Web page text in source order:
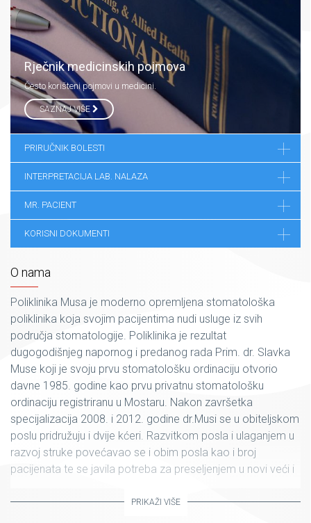
Rječnik medicinskih pojmova
Često korišteni pojmovi u medicini.
SAZNAJ VIŠE
PRIRUČNIK BOLESTI
INTERPRETACIJA LAB. NALAZA
MR. PACIENT
KORISNI DOKUMENTI
O nama
Poliklinika Musa je moderno opremljena stomatološka
poliklinika koja svojim pacijentima nudi usluge iz svih
područja stomatologije. Poliklinika je rezultat
dugogodišnjeg napornog i predanog rada Prim. dr. Slavka
Muse koji je svoju prvu stomatološku ordinaciju otvorio
davne 1985. godine kao prvu privatnu stomatološku
ordinaciju registriranu u Mostaru. Nakon završetka
specijalizacija 2008. i 2012. godine dr.Musi se u obiteljskom
poslu pridružuju i dvije kćeri. Razvitkom posla i ulaganjem u
razvoj struke povećavao se i obim posla kao i broj
pacijenata te se javila potreba za preseljenjem u novi veći i
polikliniku. 2014. godine ordinacija je preregistrirana u
PRIKAŽI VIŠE